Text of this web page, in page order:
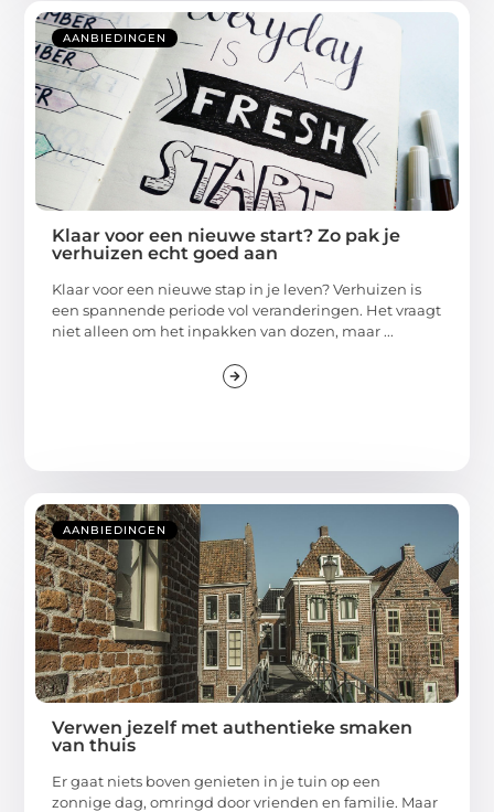
AANBIEDINGEN
Klaar voor een nieuwe start? Zo pak je
verhuizen echt goed aan
Klaar voor een nieuwe stap in je leven? Verhuizen is
een spannende periode vol veranderingen. Het vraagt
niet alleen om het inpakken van dozen, maar ...
AANBIEDINGEN
Verwen jezelf met authentieke smaken
van thuis
Er gaat niets boven genieten in je tuin op een
zonnige dag, omringd door vrienden en familie. Maar